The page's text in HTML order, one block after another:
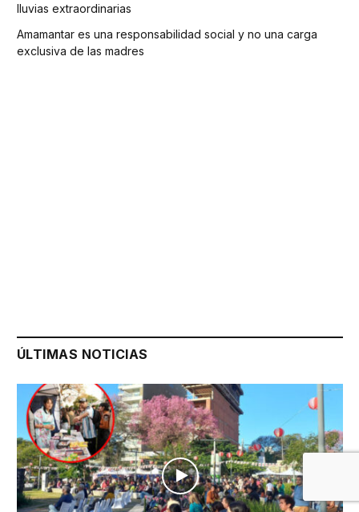
lluvias extraordinarias
Amamantar es una responsabilidad social y no una carga
exclusiva de las madres
ÚLTIMAS NOTICIAS